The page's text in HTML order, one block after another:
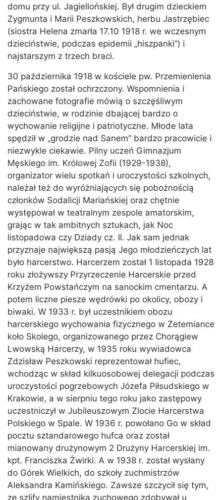
domu przy ul. Jagiellońskiej. Był drugim dzieckiem
Zygmunta i Marii Peszkowskich, herbu Jastrzębiec
(siostra Helena zmarła 17.10 1918 r. we wczesnym
dzieciństwie, podczas epidemii „hiszpanki”) i
najstarszym z trzech braci.
30 października 1918 w kościele pw. Przemienienia
Pańskiego został ochrzczony. Wspomnienia i
zachowane fotografie mówią o szczęśliwym
dzieciństwie, w rodzinie dbającej bardzo o
wychowanie religijne i patriotyczne. Młode lata
spędził w „grodzie nad Sanem” bardzo pracowicie i
niezwykle ciekawie. Pilny uczeń Gimnazjum
Męskiego im. Królowej Zofii (1929-1938),
organizator wielu spotkań i uroczystości szkolnych,
należał też do wyróżniających się pobożnością
członków Sodalicji Mariańskiej oraz chętnie
występował w teatralnym zespole amatorskim,
grając w tak ambitnych sztukach, jak Noc
listopadowa czy Dziady cz. II. Jak sam jednak
przyznaje największą pasją Jego młodzieńczych lat
było harcerstwo. Harcerzem został 1 listopada 1928
roku złożywszy Przyrzeczenie Harcerskie przed
Krzyżem Powstańczym na sanockim cmentarzu. A
potem liczne piesze wędrówki po okolicy, obozy i
biwaki. W 1933 r. był uczestnikiem obozu
harcerskiego wychowania fizycznego w Zetemiance
koło Skolego, organizowanego przez Chorągiew
Lwowską Harcerzy, w 1935 roku wywiadowca
Zdzisław Peszkowski reprezentował hufiec,
wchodząc w skład kilkuosobowej delegacji podczas
uroczystości pogrzebowych Józefa Piłsudskiego w
Krakowie, a w sierpniu tego roku jako zastępowy
uczestniczył w Jubileuszowym Zlocie Harcerstwa
Polskiego w Spale. W 1936 r. powołano Go w skład
pocztu sztandarowego hufca oraz został
mianowany drużynowym 2 Drużyny Harcerskiej im.
kpt. Franciszka Żwirki. A w 1938 r. został wysłany
do Górek Wielkich, do szkoły zuchmistrzów
Aleksandra Kamińskiego. Zawsze szczycił się tym,
ze szlify namiestnika zuchowego zdobywał u